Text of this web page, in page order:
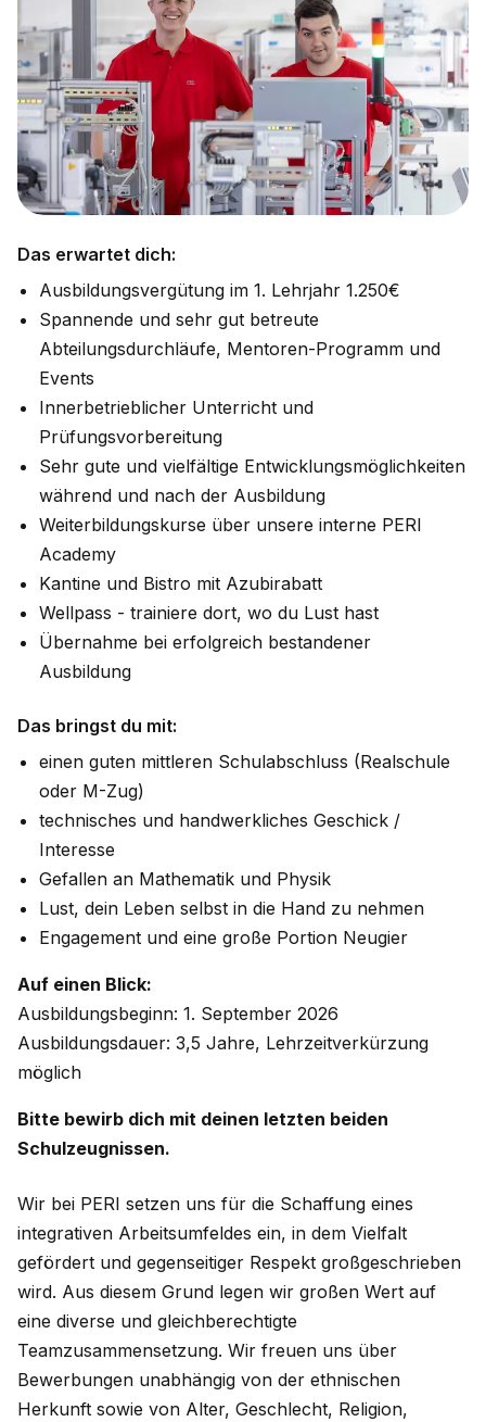
Das erwartet dich:
Ausbildungsvergütung im 1. Lehrjahr 1.250€
Spannende und sehr gut betreute
Abteilungsdurchläufe, Mentoren-Programm und
Events
Innerbetrieblicher Unterricht und
Prüfungsvorbereitung
Sehr gute und vielfältige Entwicklungsmöglichkeiten
während und nach der Ausbildung
Weiterbildungskurse über unsere interne PERI
Academy
Kantine und Bistro mit Azubirabatt
Wellpass - trainiere dort, wo du Lust hast
Übernahme bei erfolgreich bestandener
Ausbildung
Das bringst du mit:
einen guten mittleren Schulabschluss (Realschule
oder M-Zug)
technisches und handwerkliches Geschick /
Interesse
Gefallen an Mathematik und Physik
Lust, dein Leben selbst in die Hand zu nehmen
Engagement und eine große Portion Neugier
Auf einen Blick:
Ausbildungsbeginn: 1. September 2026
Ausbildungsdauer: 3,5 Jahre, Lehrzeitverkürzung
möglich
Bitte bewirb dich mit deinen letzten beiden
Schulzeugnissen.
Wir bei PERI setzen uns für die Schaffung eines
integrativen Arbeitsumfeldes ein, in dem Vielfalt
gefördert und gegenseitiger Respekt großgeschrieben
wird. Aus diesem Grund legen wir großen Wert auf
eine diverse und gleichberechtigte
Teamzusammensetzung. Wir freuen uns über
Bewerbungen unabhängig von der ethnischen
Herkunft sowie von Alter, Geschlecht, Religion,